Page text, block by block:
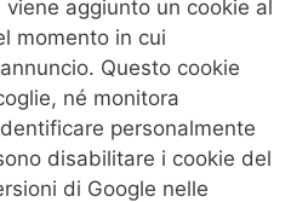
aggiunto un cookie al
momento in cui
Questo cookie
né monitora
personalmente
disabilitare i cookie del
di Google nelle